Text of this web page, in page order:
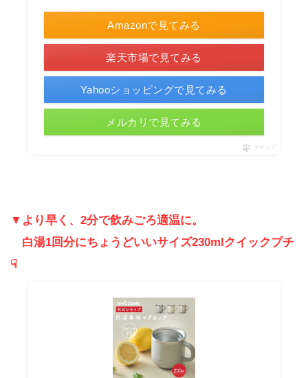
Amazonで見てみる
楽天市場で見てみる
Yahooショッピングで見てみる
メルカリで見てみる
ポチップ
▼より早く、2分で飲みごろ適温に。
白湯1回分にちょうどいいサイズ230mlクイックプチ
☟